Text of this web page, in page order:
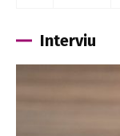
Interviu